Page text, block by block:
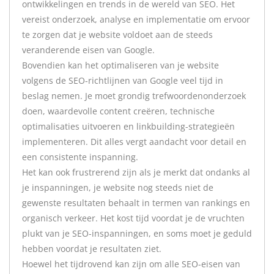
ontwikkelingen en trends in de wereld van SEO. Het
vereist onderzoek, analyse en implementatie om ervoor
te zorgen dat je website voldoet aan de steeds
veranderende eisen van Google.
Bovendien kan het optimaliseren van je website
volgens de SEO-richtlijnen van Google veel tijd in
beslag nemen. Je moet grondig trefwoordenonderzoek
doen, waardevolle content creëren, technische
optimalisaties uitvoeren en linkbuilding-strategieën
implementeren. Dit alles vergt aandacht voor detail en
een consistente inspanning.
Het kan ook frustrerend zijn als je merkt dat ondanks al
je inspanningen, je website nog steeds niet de
gewenste resultaten behaalt in termen van rankings en
organisch verkeer. Het kost tijd voordat je de vruchten
plukt van je SEO-inspanningen, en soms moet je geduld
hebben voordat je resultaten ziet.
Hoewel het tijdrovend kan zijn om alle SEO-eisen van